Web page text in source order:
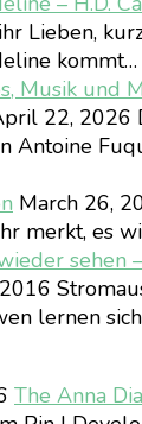
Lieben,
kommt…
Musik und
22, 2026
Antoine
March 26,
merkt, es
sehen
lernen
The Anna